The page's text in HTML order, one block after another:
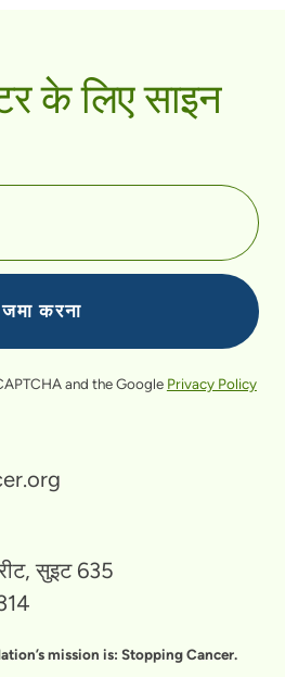
के लिए साइन
and the Google Privacy Policy
सुइट 635
mission is: Stopping Cancer.